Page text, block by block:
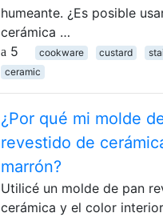
humeante. ¿Es posible
cerámica …
5
cookware custard
ceramic
¿Por qué mi molde
revestido de
marrón?
Utilicé un molde de pan
cerámica y el color